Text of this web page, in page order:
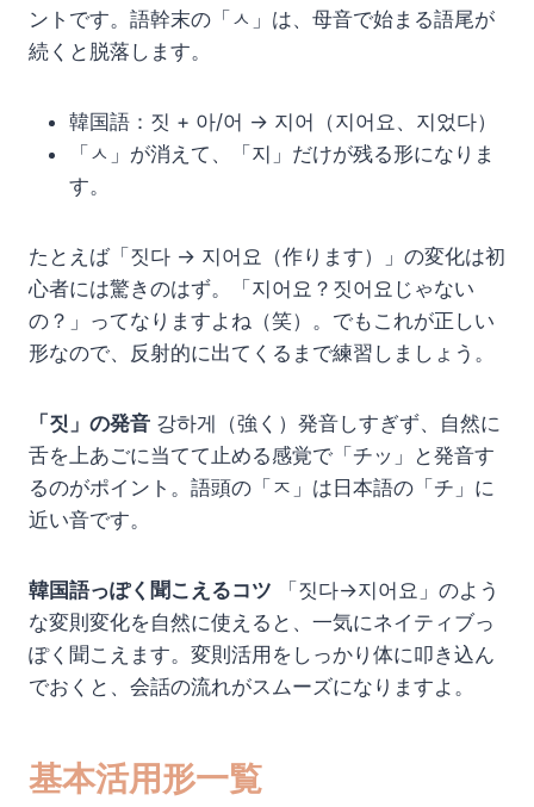
ントです。語幹末の「ㅅ」は、母音で始まる語尾が
続くと脱落します。
韓国語：짓 + 아/어 → 지어（지어요、지었다）
「ㅅ」が消えて、「지」だけが残る形になりま
す。
たとえば「짓다 → 지어요（作ります）」の変化は初
心者には驚きのはず。「지어요？짓어요じゃない
の？」ってなりますよね（笑）。でもこれが正しい
形なので、反射的に出てくるまで練習しましょう。
「짓」の発音 강하게（強く）発音しすぎず、自然に
舌を上あごに当てて止める感覚で「チッ」と発音す
るのがポイント。語頭の「ㅈ」は日本語の「チ」に
近い音です。
韓国語っぽく聞こえるコツ 「짓다→지어요」のよう
な変則変化を自然に使えると、一気にネイティブっ
ぽく聞こえます。変則活用をしっかり体に叩き込ん
でおくと、会話の流れがスムーズになりますよ。
基本活用形一覧